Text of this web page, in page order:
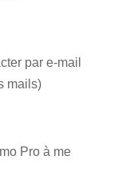
par e-mail
mails)
Pro à me